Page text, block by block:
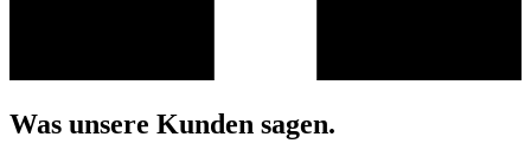
Was unsere Kunden sagen.